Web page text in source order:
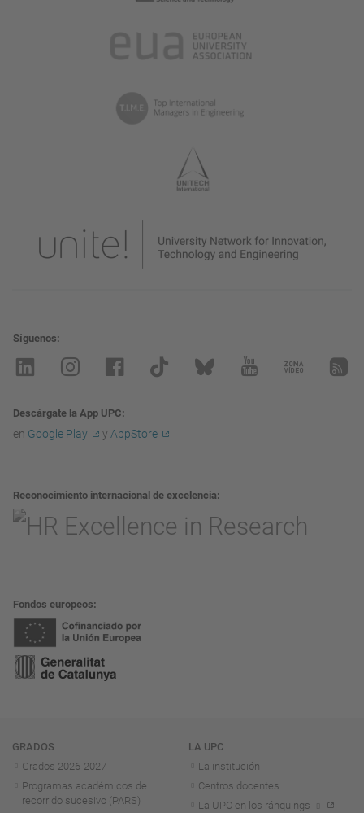
Síguenos
Descárgate la App UPC
en Google Play y AppStore
Reconocimiento internacional de excelencia
Fondos europeos
Navegación
GRADOS
Grados 2026-2027
Programas académicos de
recorrido sucesivo (PARS)
LA UPC
La institución
Centros docentes
La UPC en los ránquings